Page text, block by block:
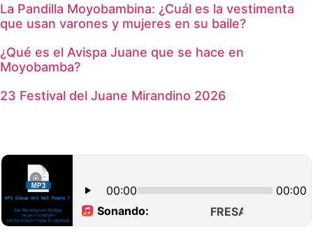
La Pandilla Moyobambina: ¿Cuál es la vestimenta
que usan varones y mujeres en su baile?
¿Qué es el Avispa Juane que se hace en
Moyobamba?
23 Festival del Juane Mirandino 2026